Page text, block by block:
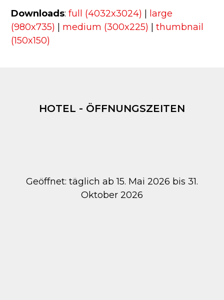
Downloads:full (4032x3024)
large
(980x735)
medium (300x225) |thumbnail
(150x150)
HOTEL - ÖFFNUNGSZEITEN
Geöffnet: täglich ab 15. Mai 2026 bis 31.
Oktober 2026